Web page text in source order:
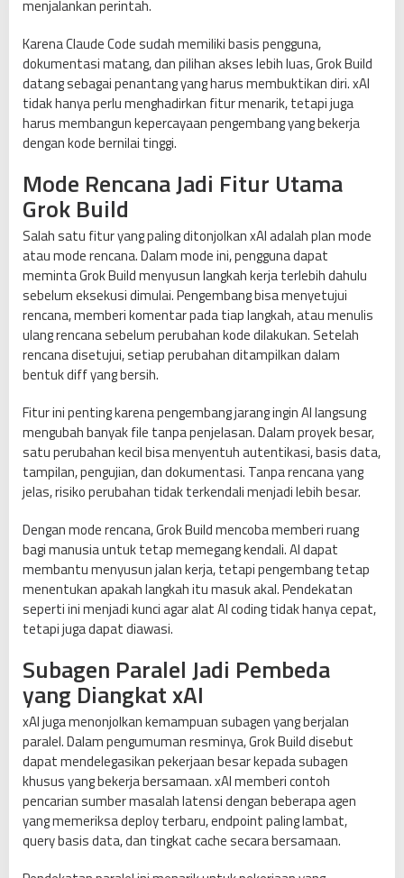
menjalankan perintah.
Karena Claude Code sudah memiliki basis pengguna,
dokumentasi matang, dan pilihan akses lebih luas, Grok Build
datang sebagai penantang yang harus membuktikan diri. xAI
tidak hanya perlu menghadirkan fitur menarik, tetapi juga
harus membangun kepercayaan pengembang yang bekerja
dengan kode bernilai tinggi.
Mode Rencana Jadi Fitur Utama
Grok Build
Salah satu fitur yang paling ditonjolkan xAI adalah plan mode
atau mode rencana. Dalam mode ini, pengguna dapat
meminta Grok Build menyusun langkah kerja terlebih dahulu
sebelum eksekusi dimulai. Pengembang bisa menyetujui
rencana, memberi komentar pada tiap langkah, atau menulis
ulang rencana sebelum perubahan kode dilakukan. Setelah
rencana disetujui, setiap perubahan ditampilkan dalam
bentuk diff yang bersih.
Fitur ini penting karena pengembang jarang ingin AI langsung
mengubah banyak file tanpa penjelasan. Dalam proyek besar,
satu perubahan kecil bisa menyentuh autentikasi, basis data,
tampilan, pengujian, dan dokumentasi. Tanpa rencana yang
jelas, risiko perubahan tidak terkendali menjadi lebih besar.
Dengan mode rencana, Grok Build mencoba memberi ruang
bagi manusia untuk tetap memegang kendali. AI dapat
membantu menyusun jalan kerja, tetapi pengembang tetap
menentukan apakah langkah itu masuk akal. Pendekatan
seperti ini menjadi kunci agar alat AI coding tidak hanya cepat,
tetapi juga dapat diawasi.
Subagen Paralel Jadi Pembeda
yang Diangkat xAI
xAI juga menonjolkan kemampuan subagen yang berjalan
paralel. Dalam pengumuman resminya, Grok Build disebut
dapat mendelegasikan pekerjaan besar kepada subagen
khusus yang bekerja bersamaan. xAI memberi contoh
pencarian sumber masalah latensi dengan beberapa agen
yang memeriksa deploy terbaru, endpoint paling lambat,
query basis data, dan tingkat cache secara bersamaan.